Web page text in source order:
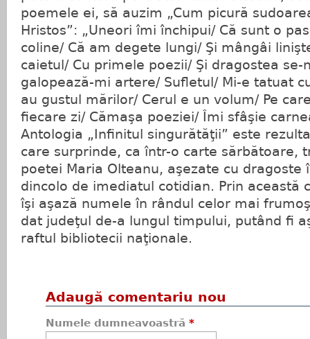
poemele ei, să auzim „Cum picură
Hristos”: „Uneori îmi închipui/ Că sunt o
coline/ Că am degete lungi/ Şi mângâi
caietul/ Cu primele poezii/ Şi dragostea se-
galopează-mi artere/ Sufletul/ Mi-e tatuat
au gustul mărilor/ Cerul e un volum/ Pe
fiecare zi/ Cămaşa poeziei/ Îmi sfâşie
Antologia „Infinitul singurătăţii” este
care surprinde, ca într-o carte sărbătoare,
poetei Maria Olteanu, aşezate cu dragoste
dincolo de imediatul cotidian. Prin această
îşi aşază numele în rândul celor mai
dat judeţul de-a lungul timpului, putând fi
raftul bibliotecii naţionale.
Adaugă comentariu nou
Numele dumneavoastră *